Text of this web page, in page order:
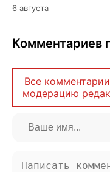
6 августа
Комментариев
Все
модерацию